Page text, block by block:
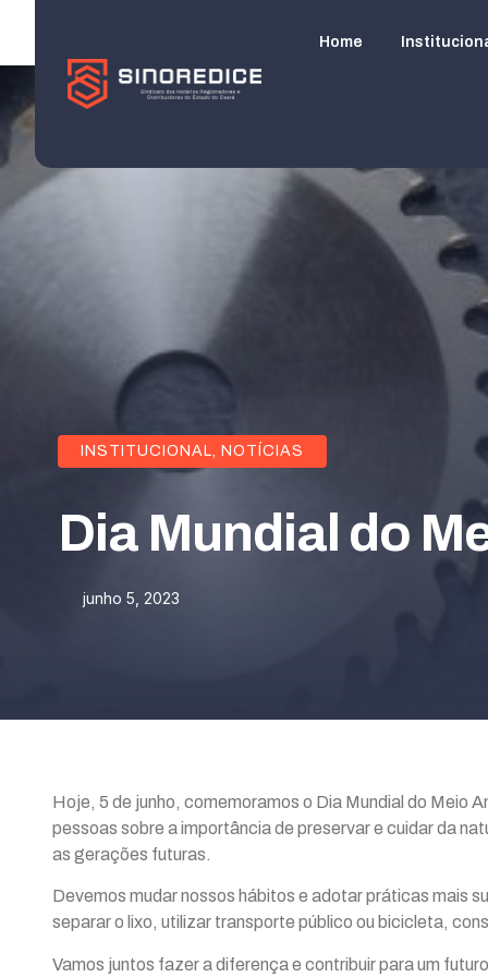
Home
INSTITUCIONAL, NOTÍCIAS
Dia Mundial do
junho 5, 2023
Hoje, 5 de junho, comemoramos o Dia Mundial do Meio
pessoas sobre a importância de preservar e cuidar da
as gerações futuras.
Devemos mudar nossos hábitos e adotar práticas mais
separar o lixo, utilizar transporte público ou bicicleta,
Vamos juntos fazer a diferença e contribuir para um